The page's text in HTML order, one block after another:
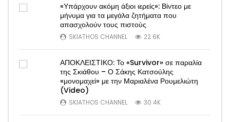
«Υπάρχουν ακόμη άξιοι ιερείς»: Βίντεο με
μήνυμα για τα μεγάλα ζητήματα που
απασχολούν τους πιστούς
SKIATHOS CHANNEL 22.6K
ΑΠΟΚΛΕΙΣΤΙΚΟ: Το «Survivor» σε παραλία
της Σκιάθου – Ο Σάκης Κατσούλης
«μονομαχεί» με την Μαριαλένα Ρουμελιώτη
(Video)
SKIATHOS CHANNEL 30.4K